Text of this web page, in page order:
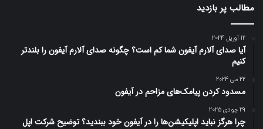
مطالب پر بازدید
12 آوریل 2024
آیا صدای آلارم آیفون شما کم است؟ چگونه صدای آلارم آیفون را بلندتر
کنیم
22 می 2024
مسدود کردن پیامک‌های مزاحم در آیفون
29 جولای 2025
چرا هرگز نباید اپلیکیشن‌ها را در آیفون خود ببندید؟ توضیح شرکت اپل